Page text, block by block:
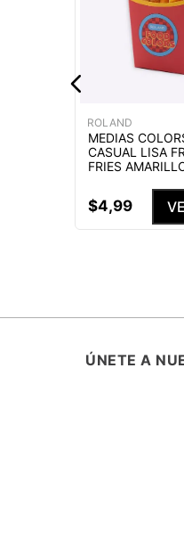
ROLAND
MEDIAS
CASUAL LISA
FRIES
$4,99
ÚNETE A